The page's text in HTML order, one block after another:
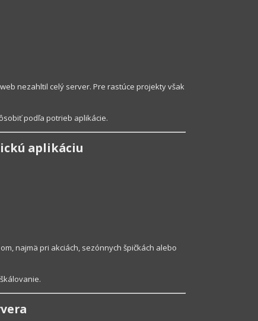
nezahltil celý server. Pre rastúce projekty však
podľa potrieb aplikácie.
aplikáciu
najmä pri akciách, sezónnych špičkách alebo